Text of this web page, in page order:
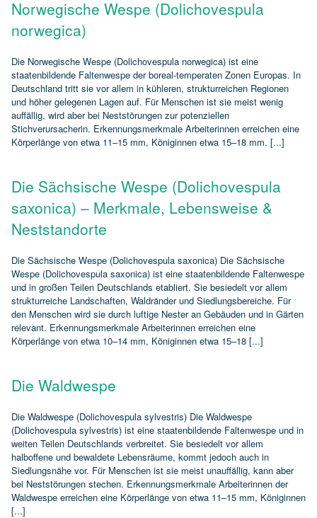
Norwegische Wespe (Dolichovespula
norwegica)
Die Norwegische Wespe (Dolichovespula norwegica) ist eine
staatenbildende Faltenwespe der boreal‑temperaten Zonen Europas. In
Deutschland tritt sie vor allem in kühleren, strukturreichen Regionen
und höher gelegenen Lagen auf. Für Menschen ist sie meist wenig
auffällig, wird aber bei Neststörungen zur potenziellen
Stichverursacherin. Erkennungsmerkmale Arbeiterinnen erreichen eine
Körperlänge von etwa 11–15 mm, Königinnen etwa 15–18 mm. [...]
Die Sächsische Wespe (Dolichovespula
saxonica) – Merkmale, Lebensweise &
Neststandorte
Die Sächsische Wespe (Dolichovespula saxonica) Die Sächsische
Wespe (Dolichovespula saxonica) ist eine staatenbildende Faltenwespe
und in großen Teilen Deutschlands etabliert. Sie besiedelt vor allem
strukturreiche Landschaften, Waldränder und Siedlungsbereiche. Für
den Menschen wird sie durch luftige Nester an Gebäuden und in Gärten
relevant. Erkennungsmerkmale Arbeiterinnen erreichen eine
Körperlänge von etwa 10–14 mm, Königinnen etwa 15–18 [...]
Die Waldwespe
Die Waldwespe (Dolichovespula sylvestris) Die Waldwespe
(Dolichovespula sylvestris) ist eine staatenbildende Faltenwespe und in
weiten Teilen Deutschlands verbreitet. Sie besiedelt vor allem
halboffene und bewaldete Lebensräume, kommt jedoch auch in
Siedlungsnähe vor. Für Menschen ist sie meist unauffällig, kann aber
bei Neststörungen stechen. Erkennungsmerkmale Arbeiterinnen der
Waldwespe erreichen eine Körperlänge von etwa 11–15 mm, Königinnen
[...]